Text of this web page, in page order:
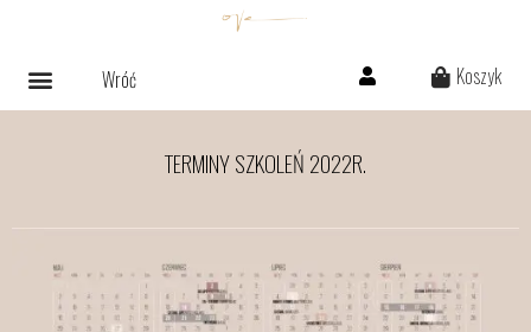
Wróć Koszyk
TERMINY SZKOLEŃ 2022R.